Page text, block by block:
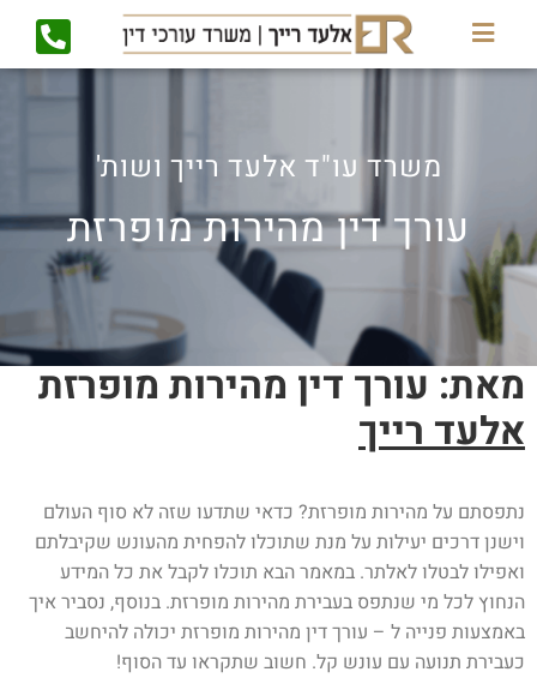
משרד עו"ד אלעד רייך ושות'
עורך דין מהירות מופרזת
מאת: עורך דין מהירות מופרזת
אלעד רייך
נתפסתם על מהירות מופרזת? כדאי שתדעו שזה לא סוף העולם
וישנן דרכים יעילות על מנת שתוכלו להפחית מהעונש שקיבלתם
ואפילו לבטלו לאלתר. במאמר הבא תוכלו לקבל את כל המידע
הנחוץ לכל מי שנתפס בעבירת מהירות מופרזת. בנוסף, נסביר איך
באמצעות פנייה ל – עורך דין מהירות מופרזת יכולה להיחשב
כעבירת תנועה עם עונש קל. חשוב שתקראו עד הסוף!